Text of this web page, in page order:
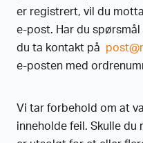
er registrert, vil du
e-post. Har du
du ta kontakt på
e-posten med
Vi tar forbehold om at
inneholde feil. Skulle